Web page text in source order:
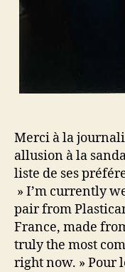
Merci à la
allusion à la
liste de ses
» I’m currently
pair from
France, made
truly the most
right now. » Pour